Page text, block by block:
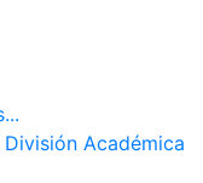
Académica